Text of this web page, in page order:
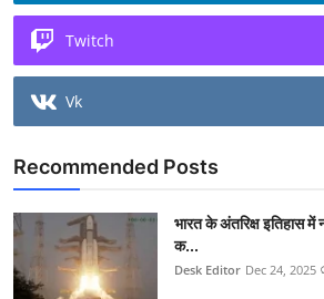
Twitch
Vk
Recommended Posts
भारत के अंतरिक्ष इतिहास में
क...
Desk Editor Dec 24, 2025